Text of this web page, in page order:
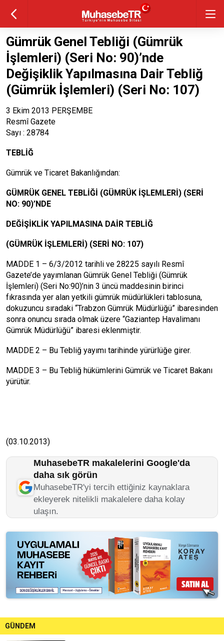
Gümrük Genel Tebliği (Gümrük
İşlemleri) (Seri No: 90)’nde
Değişiklik Yapılmasına Dair Tebliğ
(Gümrük İşlemleri) (Seri No: 107)
3 Ekim 2013 PERŞEMBE
Resmî Gazete
Sayı : 28784
TEBLİĞ
Gümrük ve Ticaret Bakanlığından:
GÜMRÜK GENEL TEBLİĞİ (GÜMRÜK İŞLEMLERİ) (SERİ
NO: 90)’NDE
DEĞİŞİKLİK YAPILMASINA DAİR TEBLİĞ
(GÜMRÜK İŞLEMLERİ) (SERİ NO: 107)
MADDE 1 – 6/3/2012 tarihli ve 28225 sayılı Resmî
Gazete’de yayımlanan Gümrük Genel Tebliği (Gümrük
İşlemleri) (Seri No:90)’nin 3 üncü maddesinin birinci
fıkrasında yer alan yetkili gümrük müdürlükleri tablosuna,
dokuzuncu sıradaki “Trabzon Gümrük Müdürlüğü” ibaresinden
sonra onuncu sırada olmak üzere “Gaziantep Havalimanı
Gümrük Müdürlüğü” ibaresi eklenmiştir.
MADDE 2 – Bu Tebliğ yayımı tarihinde yürürlüğe girer.
MADDE 3 – Bu Tebliğ hükümlerini Gümrük ve Ticaret Bakanı
yürütür.
(03.10.2013)
MuhasebeTR makalelerini Google'da
daha sık görün
MuhasebeTR'yi tercih ettiğiniz kaynaklara
ekleyerek nitelikli makalelere daha kolay
ulaşın.
GÜNDEM